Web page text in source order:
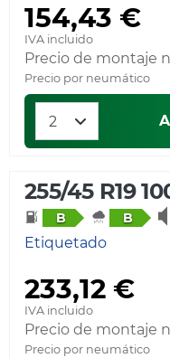
154,43 €
IVA incluido
Precio de montaje
Precio por neumático
255/45 R19
B B
Etiquetado
233,12 €
IVA incluido
Precio de montaje
Precio por neumático